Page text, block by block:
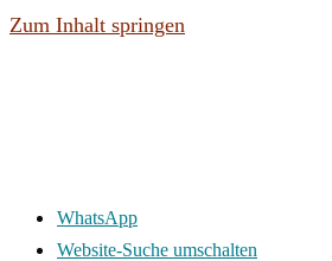
Zum Inhalt springen
WhatsApp
Website-Suche umschalten